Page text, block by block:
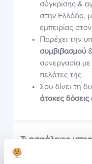
σύγκρισης &
στην Ελλάδα,
εμπειρίας
Παρέχει την
συμβιβασμού
συνεργασία
πελάτες της
Σου δίνει τη
άτοκες δόσεις
Τι ασφάλειες
insurancemarket;